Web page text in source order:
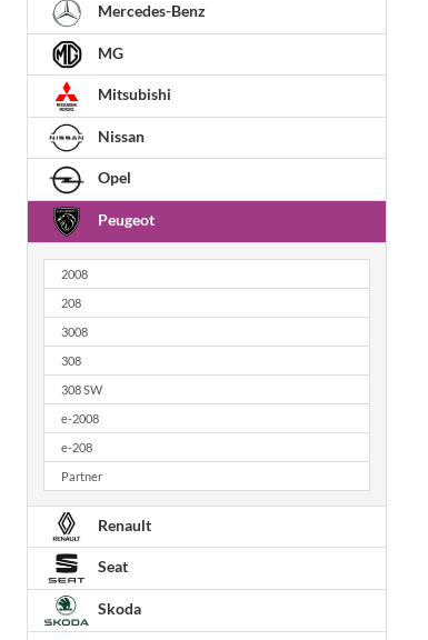
Mercedes-Benz
MG
Mitsubishi
Nissan
Opel
Peugeot
2008
208
3008
308
308 SW
e-2008
e-208
Partner
Renault
Seat
Skoda